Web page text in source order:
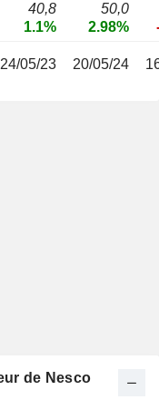
40,8
1.1%
50,0
2.98%
24/05/23 20/05/24
de Nesco